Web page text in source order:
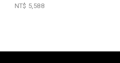
NT$ 5,588